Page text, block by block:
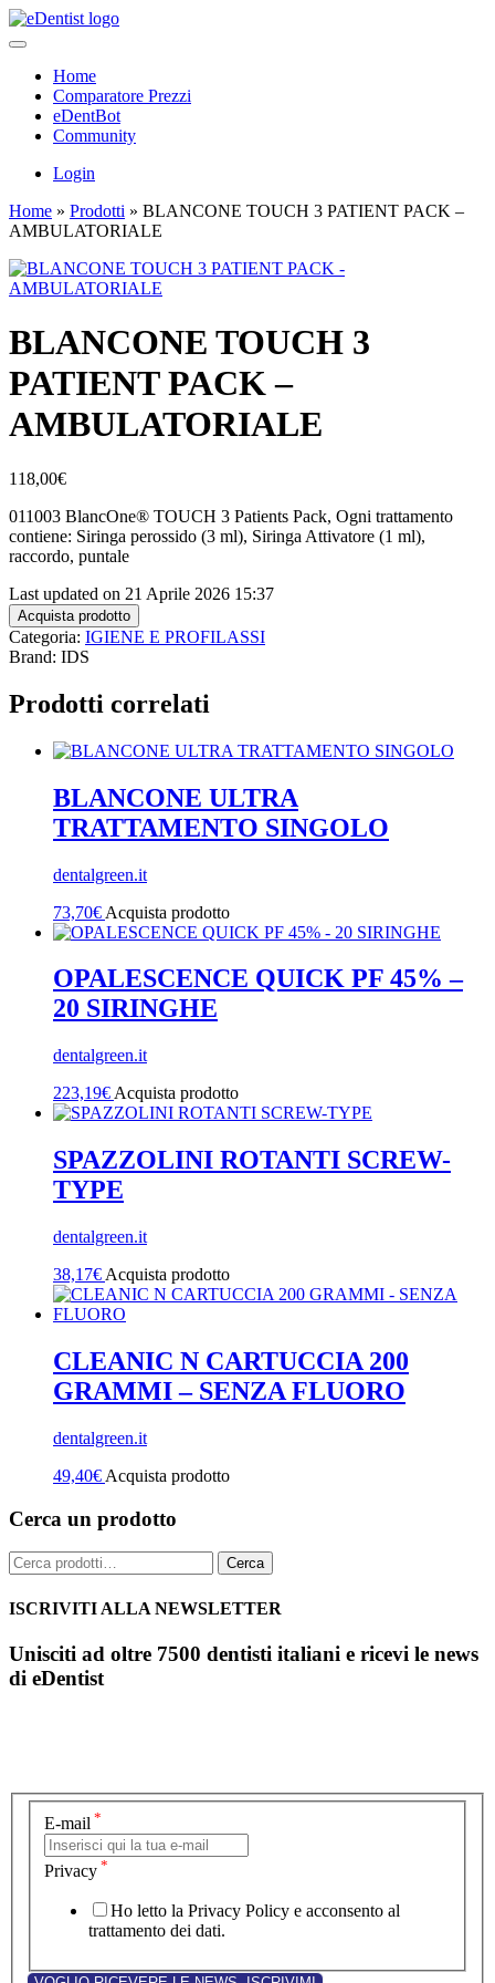
Home
Comparatore Prezzi
eDentBot
Community
Login
Home » Prodotti » BLANCONE TOUCH 3 PATIENT PACK –
AMBULATORIALE
BLANCONE TOUCH 3
PATIENT PACK –
AMBULATORIALE
118,00€
011003 BlancOne® TOUCH 3 Patients Pack, Ogni trattamento
contiene: Siringa perossido (3 ml), Siringa Attivatore (1 ml),
raccordo, puntale
Last updated on 21 Aprile 2026 15:37
Acquista prodotto
Categoria: IGIENE E PROFILASSI
Brand: IDS
Prodotti correlati
BLANCONE ULTRA
TRATTAMENTO SINGOLO
dentalgreen.it
73,70€ Acquista prodotto
OPALESCENCE QUICK PF 45% –
20 SIRINGHE
dentalgreen.it
223,19€ Acquista prodotto
SPAZZOLINI ROTANTI SCREW-
TYPE
dentalgreen.it
38,17€ Acquista prodotto
CLEANIC N CARTUCCIA 200
GRAMMI – SENZA FLUORO
dentalgreen.it
49,40€ Acquista prodotto
Cerca un prodotto
Cerca: Cerca
ISCRIVITI ALLA NEWSLETTER
Unisciti ad oltre 7500 dentisti italiani e ricevi le news
di eDentist
E-mail *
Privacy *
Ho letto la Privacy Policy e acconsento al
trattamento dei dati.